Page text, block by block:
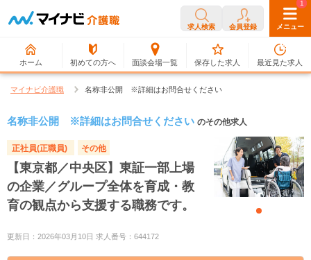
求人検索 会員登録 メニュー
ホーム 初めての方へ 面談会場一覧
0
保存した求人
1
最近見た求人
マイナビ介護職 名称非公開 ※詳細はお問合せください
名称非公開 ※詳細はお問合せください のその他求人
正社員(正職員) その他
【東京都／中央区】東証一部上場
の企業／グループ全体を育成・教
育の観点から支援する職務です。
更新日：2026年03月10日 求人番号：644172